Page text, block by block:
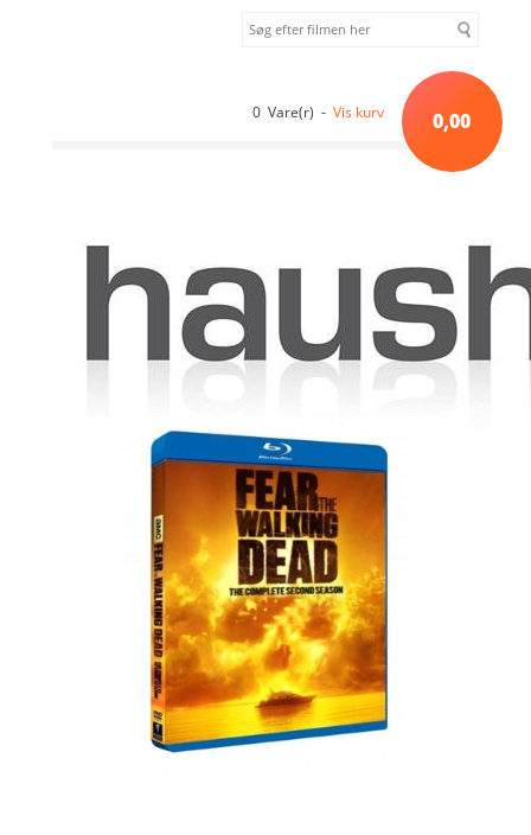
0 Vare(r) - Vis kurv 0,00
Sortiment uden kategori
FEAR THE WALKING DEAD -